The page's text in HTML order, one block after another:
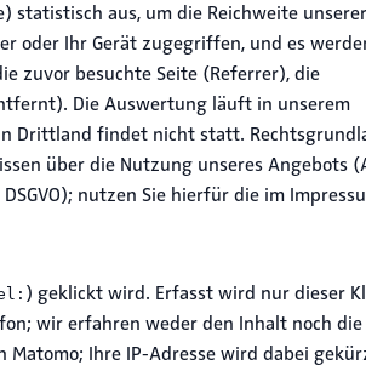
statistisch aus, um die Reichweite unserer
oder Ihr Gerät zugegriffen, und es
zuvor besuchte Seite (Referrer), die
Die Auswertung läuft in unserem
Drittland findet nicht statt.
über die Nutzung unseres Angebots
nutzen Sie hierfür die im
) geklickt wird. Erfasst wird nur dieser
wir erfahren weder den Inhalt noch die
Matomo; Ihre IP-Adresse wird dabei